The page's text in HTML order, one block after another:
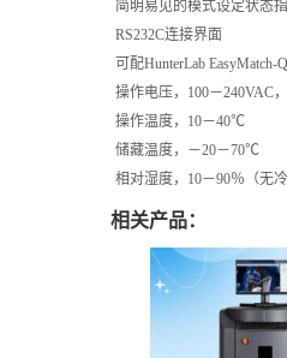
简明易见的模式设定状态
RS232C连接界面
可配HunterLab EasyMatch-
操作电压，100－240VAC，
操作温度，10－40℃
储藏温度，－20－70℃
相对湿度，10－90％（无冷
相关产品：